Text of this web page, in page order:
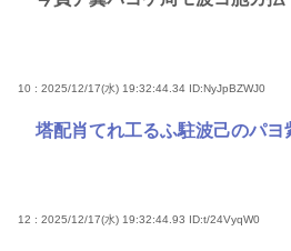
10 : 2025/12/17(水) 19:32:44.34 ID:NyJpBZWJ0
塔配肖てれ工るふ駐波己のパヨ
12 : 2025/12/17(水) 19:32:44.93 ID:t/24VyqW0